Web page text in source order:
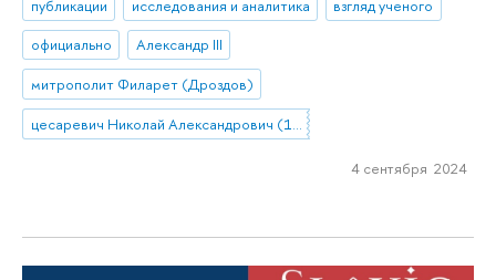
публикации исследования и аналитика
взгляд ученого
официально
Александр III
митрополит Филарет (Дроздов)
цесаревич Николай Александрович (1843–1865)
4 сентября 2024